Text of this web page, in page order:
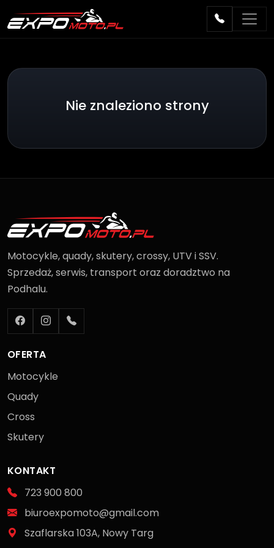
Nie znaleziono strony
Motocykle, quady, skutery, crossy, UTV i SSV.
Sprzedaż, serwis, transport oraz doradztwo na
Podhalu.
OFERTA
Motocykle
Quady
Cross
Skutery
KONTAKT
723 900 800
biuroexpomoto@gmail.com
Szaflarska 103A, Nowy Targ